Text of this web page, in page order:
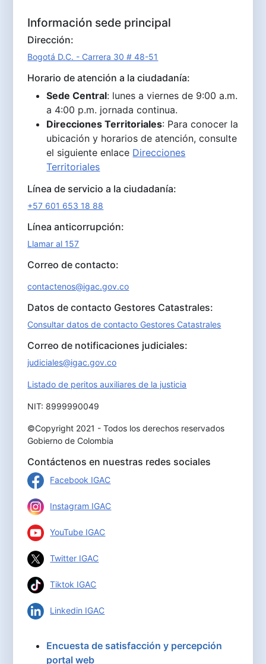
Información sede principal
Dirección:
Bogotá D.C. - Carrera 30 # 48-51
Horario de atención a la ciudadanía:
Sede Central: lunes a viernes de 9:00 a.m.
a 4:00 p.m. jornada continua.
Direcciones Territoriales: Para conocer la
ubicación y horarios de atención, consulte
el siguiente enlace Direcciones
Territoriales
Línea de servicio a la ciudadanía:
+57 601 653 18 88
Línea anticorrupción:
Llamar al 157
Correo de contacto:
contactenos@igac.gov.co
Datos de contacto Gestores Catastrales:
Consultar datos de contacto Gestores Catastrales
Correo de notificaciones judiciales:
judiciales@igac.gov.co
Listado de peritos auxiliares de la justicia
NIT: 8999990049
©Copyright 2021 - Todos los derechos reservados
Gobierno de Colombia
Contáctenos en nuestras redes sociales
Facebook IGAC
Instagram IGAC
YouTube IGAC
Twitter IGAC
Tiktok IGAC
Linkedin IGAC
Encuesta de satisfacción y percepción
portal web